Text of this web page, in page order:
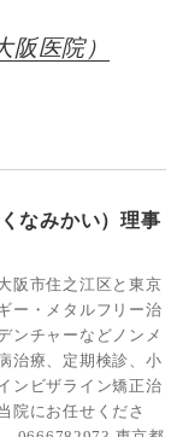
医院）
なみかい）理事
阪市住之江区と東京
ー・メタルフリー治
ンチャーなどノンメ
治療、定期検診、小
ンビザライン矯正治
院にお任せくださ